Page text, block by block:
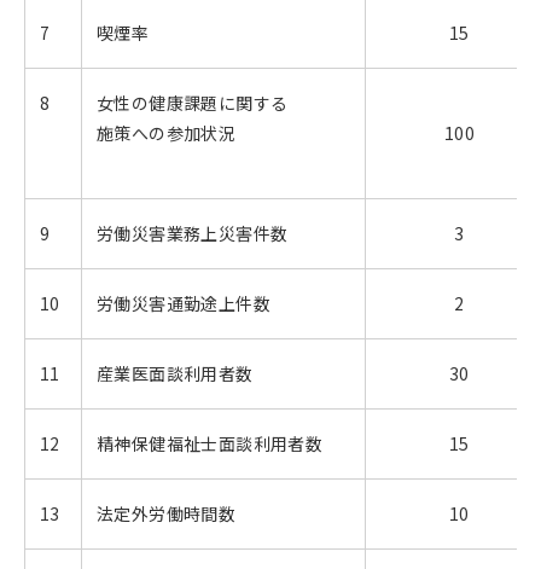
7 喫煙率 15
8
女性の健康課題に関する
施策への参加状況
100
9 労働災害業務上災害件数 3
10 労働災害通勤途上件数 2
11 産業医面談利用者数 30
12 精神保健福祉士面談利用者数 15
13 法定外労働時間数 10